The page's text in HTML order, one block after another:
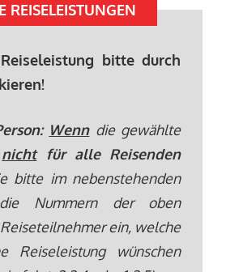
REISELEISTUNGEN
bitte durch
Wenn die gewählte
nichtfür alle Reisenden
bitte im nebenstehenden
Nummern der oben
ein, welche
Reiseleistung wünschen